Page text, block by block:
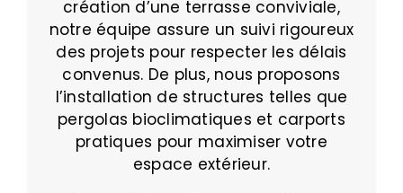
création d’une terrasse conviviale,
notre équipe assure un suivi rigoureux
des projets pour respecter les délais
convenus. De plus, nous proposons
l’installation de structures telles que
pergolas bioclimatiques et carports
pratiques pour maximiser votre
espace extérieur.